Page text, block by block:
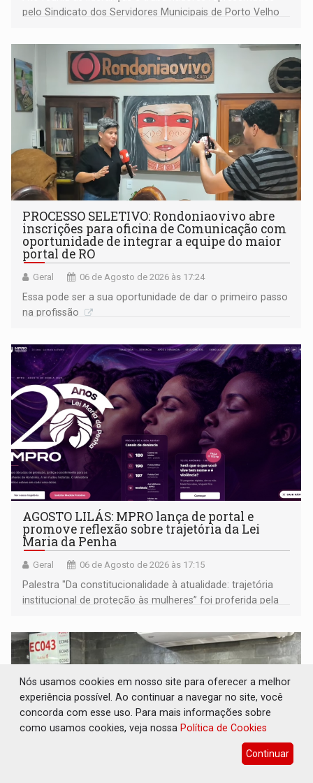
pelo Sindicato dos Servidores Municipais de Porto Velho
PROCESSO SELETIVO: Rondoniaovivo abre
inscrições para oficina de Comunicação com
oportunidade de integrar a equipe do maior
portal de RO
Geral 06 de Agosto de 2026 às 17:24
Essa pode ser a sua oportunidade de dar o primeiro passo
na profissão
AGOSTO LILÁS: MPRO lança de portal e
promove reflexão sobre trajetória da Lei
Maria da Penha
Geral 06 de Agosto de 2026 às 17:15
Palestra "Da constitucionalidade à atualidade: trajetória
institucional de proteção às mulheres” foi proferida pela
Goiás
Nós usamos cookies em nosso site para oferecer a melhor
experiência possível. Ao continuar a navegar no site, você
concorda com esse uso. Para mais informações sobre
como usamos cookies, veja nossa Política de Cookies
Continuar